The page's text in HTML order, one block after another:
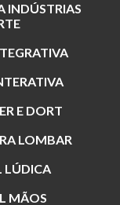
INDÚSTRIAS
E DORT
LOMBAR
LÚDICA
MÃOS